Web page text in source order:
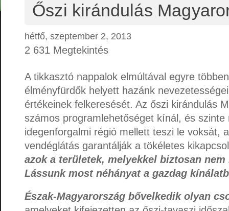
Őszi kirándulás
hétfő, szeptember 2, 2013
2 631 Megtekintés
A tikkasztó nappalok elmúltával egyre
élményfürdők helyett hazánk
értékeinek felkeresését. Az őszi kirándulás
számos programlehetőséget kínál, és szinte
idegenforgalmi régió mellett teszi le voksát,
vendéglátás garantálják a tökéletes
azok a területek, melyekkel biztosan
Lássunk most néhányat a gazdag
Észak-Magyarország bővelkedik olyan